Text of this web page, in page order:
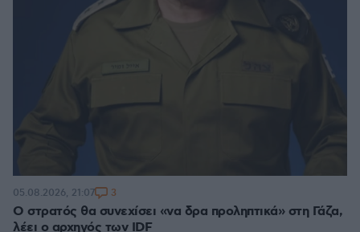
Ο στρατός θα συνεχίσει «να δρα προληπτικά» στη Γάζα,
λέει ο αρχηγός των IDF
05.08.2026, 21:07 3